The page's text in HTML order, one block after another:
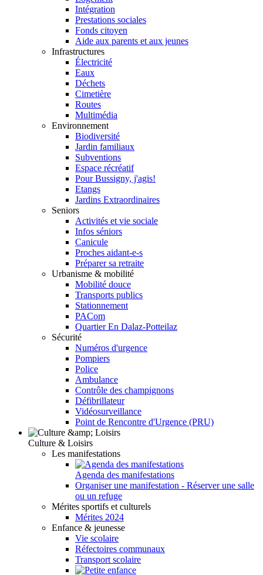
Intégration
Prestations sociales
Fonds citoyen
Aide aux parents et aux jeunes
Infrastructures
Électricité
Eaux
Déchets
Cimetière
Routes
Multimédia
Environnement
Biodiversité
Jardin familiaux
Subventions
Espace récréatif
Pour Bussigny, j'agis!
Etangs
Jardins Extraordinaires
Seniors
Activités et vie sociale
Infos séniors
Canicule
Proches aidant-e-s
Préparer sa retraite
Urbanisme & mobilité
Mobilité douce
Transports publics
Stationnement
PACom
Quartier En Dalaz-Potteilaz
Sécurité
Numéros d'urgence
Pompiers
Police
Ambulance
Contrôle des champignons
Défibrillateur
Vidéosurveillance
Point de Rencontre d'Urgence (PRU)
Culture & Loisirs
Les manifestations
Agenda des manifestations
Organiser une manifestation - Réserver une salle
ou un refuge
Mérites sportifs et culturels
Mérites 2024
Enfance & jeunesse
Vie scolaire
Réfectoires communaux
Transport scolaire